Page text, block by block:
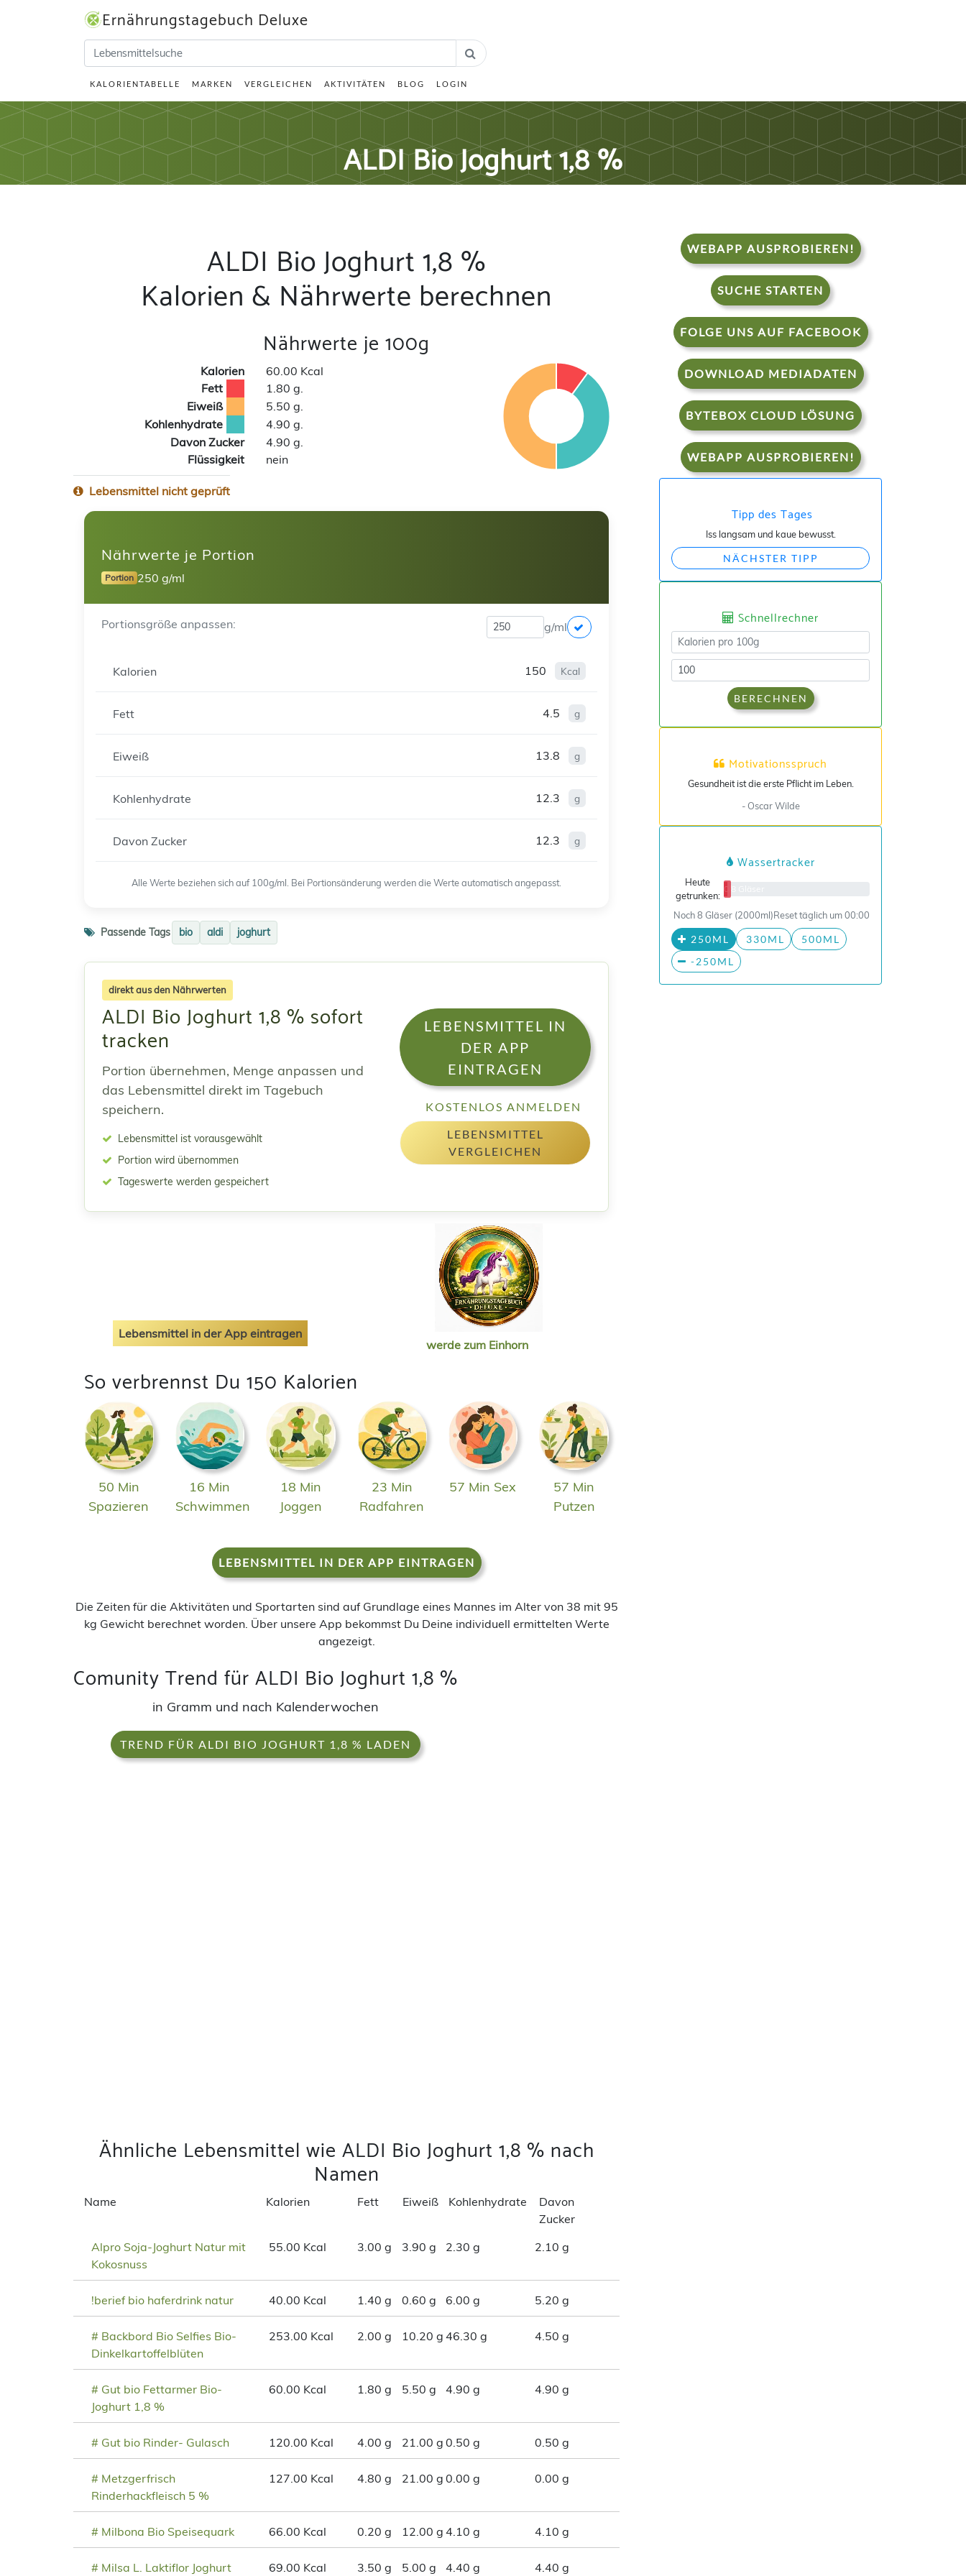
Ernährungstagebuch Deluxe
KALORIENTABELLE MARKEN VERGLEICHEN AKTIVITÄTEN BLOG LOGIN
ALDI Bio Joghurt 1,8 %
ALDI Bio Joghurt 1,8 %
Kalorien & Nährwerte berechnen
Nährwerte je 100g
Kalorien
60.00 Kcal
Fett
1.80 g.
Eiweiß
5.50 g.
Kohlenhydrate
4.90 g.
Davon Zucker
4.90 g.
Flüssigkeit
nein
Lebensmittel nicht geprüft
Nährwerte je Portion
Portion 250 g/ml
Portionsgröße anpassen: g/ml
Kalorien 150 Kcal
Fett 4.5 g
Eiweiß 13.8 g
Kohlenhydrate 12.3 g
Davon Zucker 12.3 g
Alle Werte beziehen sich auf 100g/ml. Bei Portionsänderung werden die Werte automatisch angepasst.
Passende Tags bio aldi joghurt
direkt aus den Nährwerten
ALDI Bio Joghurt 1,8 % sofort
tracken
Portion übernehmen, Menge anpassen und
das Lebensmittel direkt im Tagebuch
speichern.
Lebensmittel ist vorausgewählt
Portion wird übernommen
Tageswerte werden gespeichert
LEBENSMITTEL IN
DER APP
EINTRAGEN
KOSTENLOS ANMELDEN
LEBENSMITTEL
VERGLEICHEN
Lebensmittel in der App eintragen
werde zum Einhorn
So verbrennst Du 150 Kalorien
50 Min
Spazieren
16 Min
Schwimmen
18 Min
Joggen
23 Min
Radfahren
57 Min Sex
57 Min
Putzen
LEBENSMITTEL IN DER APP EINTRAGEN
Die Zeiten für die Aktivitäten und Sportarten sind auf Grundlage eines Mannes im Alter von 38 mit 95
kg Gewicht berechnet worden. Über unsere App bekommst Du Deine individuell ermittelten Werte
angezeigt.
Comunity Trend für ALDI Bio Joghurt 1,8 %
in Gramm und nach Kalenderwochen
TREND FÜR ALDI BIO JOGHURT 1,8 % LADEN
Ähnliche Lebensmittel wie ALDI Bio Joghurt 1,8 % nach
Namen
Name Kalorien Fett Eiweiß Kohlenhydrate
Davon
Zucker
Alpro Soja-Joghurt Natur mit
Kokosnuss
55.00 Kcal 3.00 g 3.90 g 2.30 g 2.10 g
!berief bio haferdrink natur 40.00 Kcal 1.40 g 0.60 g 6.00 g 5.20 g
# Backbord Bio Selfies Bio-
Dinkelkartoffelblüten
253.00 Kcal 2.00 g 10.20 g 46.30 g 4.50 g
# Gut bio Fettarmer Bio-
Joghurt 1,8 %
60.00 Kcal 1.80 g 5.50 g 4.90 g 4.90 g
# Gut bio Rinder- Gulasch 120.00 Kcal 4.00 g 21.00 g 0.50 g 0.50 g
# Metzgerfrisch
Rinderhackfleisch 5 %
127.00 Kcal 4.80 g 21.00 g 0.00 g 0.00 g
# Milbona Bio Speisequark 66.00 Kcal 0.20 g 12.00 g 4.10 g 4.10 g
# Milsa L. Laktiflor Joghurt 69.00 Kcal 3.50 g 5.00 g 4.40 g 4.40 g
WEBAPP AUSPROBIEREN!
SUCHE STARTEN
FOLGE UNS AUF FACEBOOK
DOWNLOAD MEDIADATEN
BYTEBOX CLOUD LÖSUNG
WEBAPP AUSPROBIEREN!
Tipp des Tages
Iss langsam und kaue bewusst.
NÄCHSTER TIPP
Schnellrechner
BERECHNEN
Motivationsspruch
Gesundheit ist die erste Pflicht im Leben.
- Oscar Wilde
Wassertracker
Heute
getrunken:
0/8 Gläser
Noch 8 Gläser (2000ml)Reset täglich um 00:00
250ML 330ML
500ML
-250ML